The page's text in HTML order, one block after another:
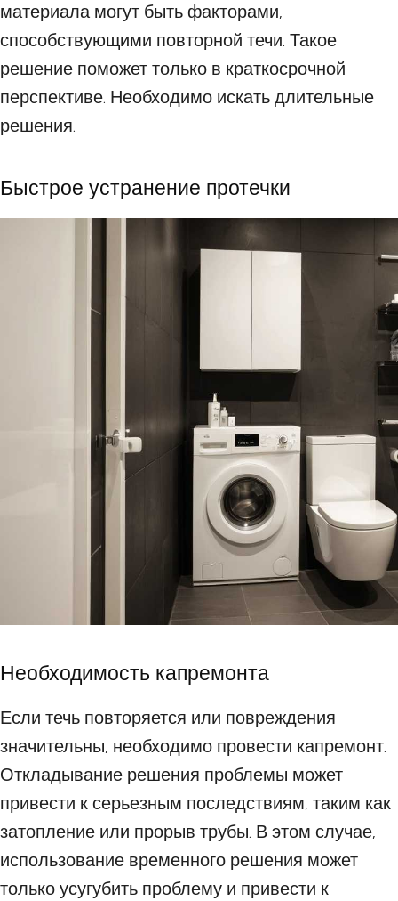
материала могут быть факторами,
способствующими повторной течи. Такое
решение поможет только в краткосрочной
перспективе. Необходимо искать длительные
решения.
Быстрое устранение протечки
Необходимость капремонта
Если течь повторяется или повреждения
значительны, необходимо провести капремонт.
Откладывание решения проблемы может
привести к серьезным последствиям, таким как
затопление или прорыв трубы. В этом случае,
использование временного решения может
только усугубить проблему и привести к